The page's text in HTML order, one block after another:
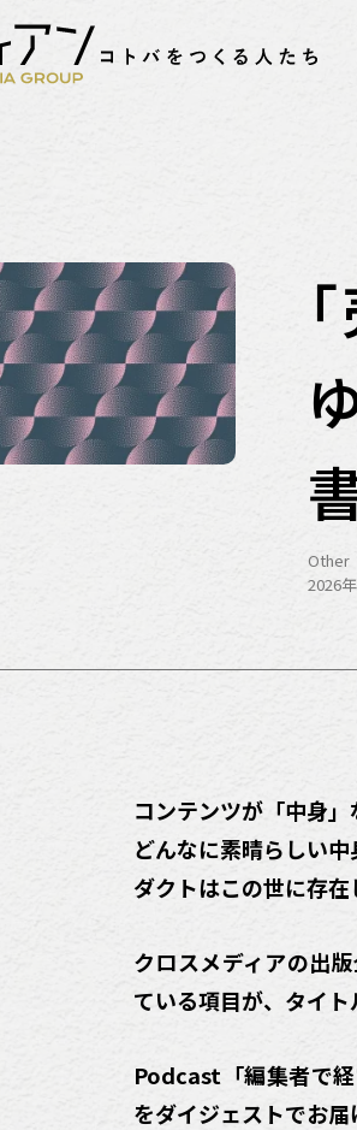
Other
2026
コンテンツが「中身」
どんなに素晴らしい
ダクトはこの世に存在
クロスメディアの出
ている項目が、タイト
Podcast「編集者で
をダイジェストでお届